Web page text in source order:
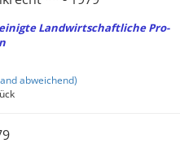
Land­wirt­schaft­li­che Pro­
abweichend)